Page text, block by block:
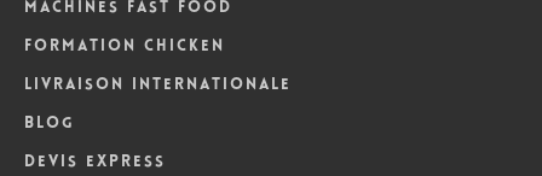
Machines Fast Food
Formation Chicken
Livraison internationale
Blog
DEVIS Express